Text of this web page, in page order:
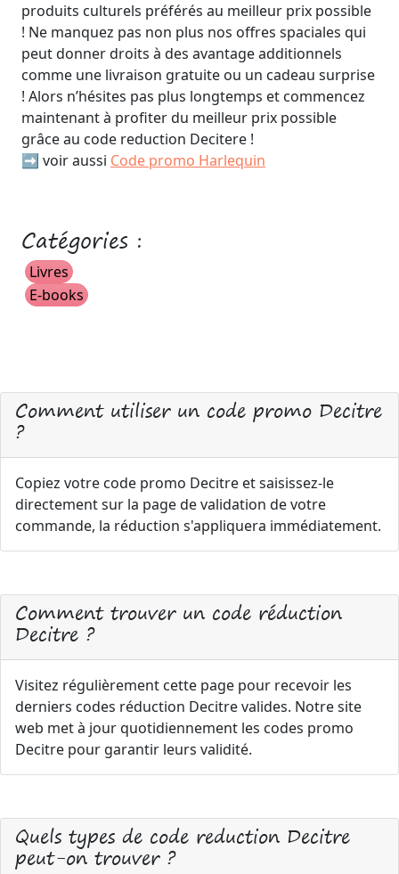
produits culturels préférés au meilleur prix possible
! Ne manquez pas non plus nos offres spaciales qui
peut donner droits à des avantage additionnels
comme une livraison gratuite ou un cadeau surprise
! Alors n’hésites pas plus longtemps et commencez
maintenant à profiter du meilleur prix possible
grâce au code reduction Decitere !
➡️ voir aussi Code promo Harlequin
Catégories :
Livres
E-books
Comment utiliser un code promo Decitre
?
Copiez votre code promo Decitre et saisissez-le
directement sur la page de validation de votre
commande, la réduction s'appliquera immédiatement.
Comment trouver un code réduction
Decitre ?
Visitez régulièrement cette page pour recevoir les
derniers codes réduction Decitre valides. Notre site
web met à jour quotidiennement les codes promo
Decitre pour garantir leurs validité.
Quels types de code reduction Decitre
peut-on trouver ?